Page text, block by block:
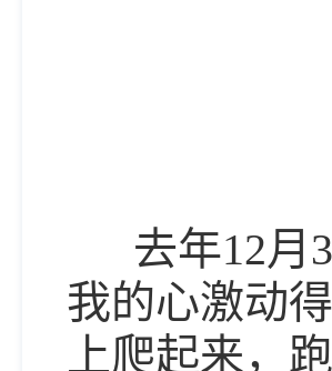
去年12月3
我的心激动
上爬起来，